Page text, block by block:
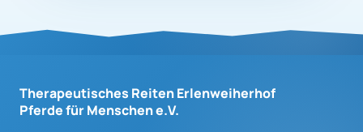
Therapeutisches Reiten Erlenweiherhof
Pferde für Menschen e.V.